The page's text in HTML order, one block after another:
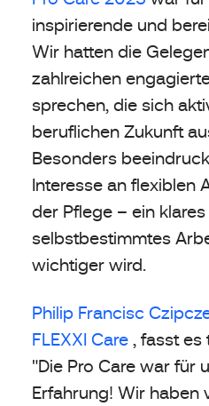
inspirierende und
Wir hatten die
zahlreichen
sprechen, die sich
beruflichen Zukunft
Besonders
Interesse an flexiblen
der Pflege – ein
selbstbestimmtes
wichtiger wird.
Philip Francisc
FLEXXI Care , fasst es
"Die Pro Care war für
Erfahrung! Wir haben